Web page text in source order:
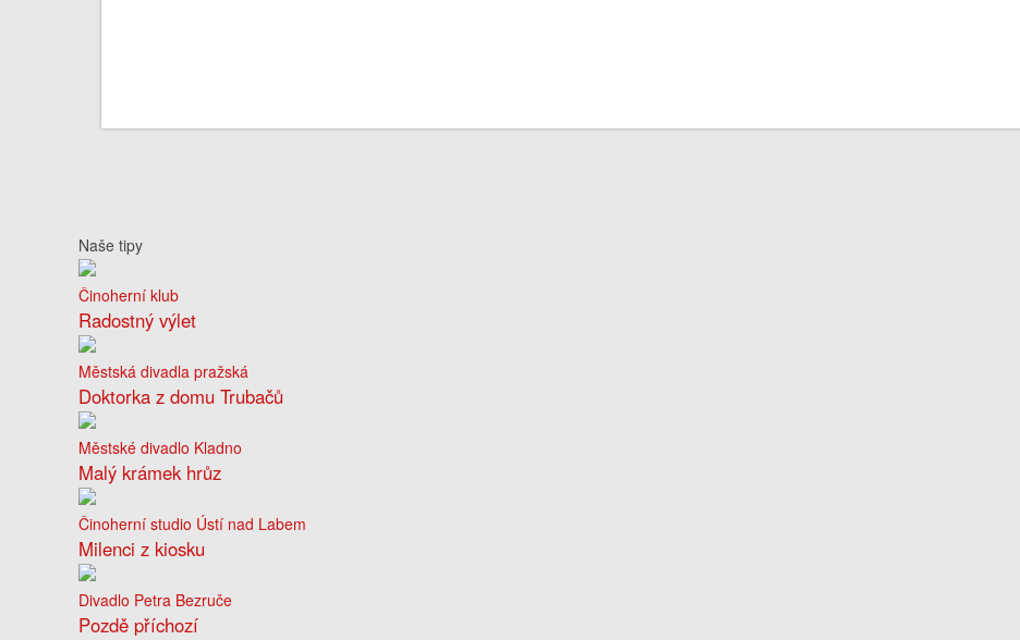
Naše tipy
Činoherní klub
Radostný výlet
Městská divadla pražská
Doktorka z domu Trubačů
Městské divadlo Kladno
Malý krámek hrůz
Činoherní studio Ústí nad Labem
Milenci z kiosku
Divadlo Petra Bezruče
Pozdě příchozí